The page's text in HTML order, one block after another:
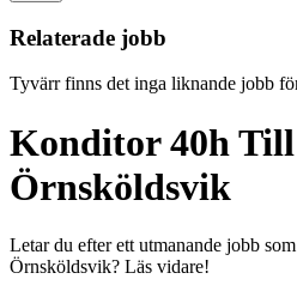
Relaterade jobb
Tyvärr finns det inga liknande jobb
Konditor 40h
Örnsköldsvik
Letar du efter ett utmanande jobb
Örnsköldsvik? Läs vidare!